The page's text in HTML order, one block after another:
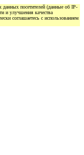
данных посетителей (данные об IP-
и улучшения качества
соглашаетесь с использованием